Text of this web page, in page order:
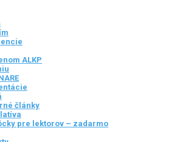
ALKP
články
pre lektorov – zadarmo